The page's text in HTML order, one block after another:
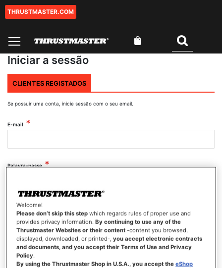
Conteúdo
THRUSTMASTER.COM
O Meu Carrinho
Iniciar a sessão
CLIENTES REGISTADOS
Se possuir uma conta, inicie sessão com o seu email.
E-mail
Palavra-passe
Mostrar palavra-passe
INICIAR SESSÃO
Welcome!
Please don’t skip this step which regards rules of proper use and
provides privacy information.By continuing to use any of the
Thrustmaster Websites or their content -content you browsed,
displayed, downloaded, or printed-,you accept electronic contracts
and documents, and you accept their Terms of Use and Privacy
Policy.
By using the Thrustmaster Shop in U.S.A., you accept theeShop